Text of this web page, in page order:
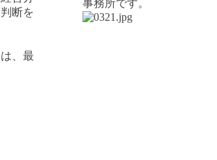
断を
、最
事務所です。